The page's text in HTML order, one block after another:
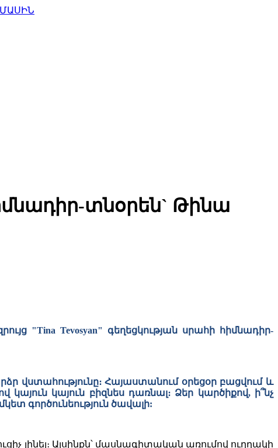
տնօրեն` Թինա
"Tina Tevosyan" գեղեցկության սրահի հիմնադիր-
վստահությունը։ Հայաստանում օրեցօր բացվում և
կայուն բիզնես դառնալ։ Ձեր կարծիքով, ի՞նչ
գործունեություն ծավալի:
լինել։ Այսինքն՝ մասնագիտական առումով ուղղակի